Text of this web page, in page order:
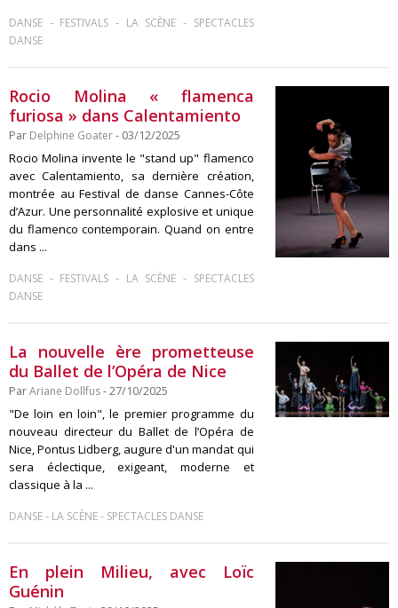
DANSE - FESTIVALS - LA SCÈNE - SPECTACLES
DANSE
Rocio Molina « flamenca
furiosa » dans Calentamiento
Par Delphine Goater- 03/12/2025
Rocio Molina invente le "stand up" flamenco
avec Calentamiento, sa dernière création,
montrée au Festival de danse Cannes-Côte
d’Azur. Une personnalité explosive et unique
du flamenco contemporain. Quand on entre
dans ...
DANSE - FESTIVALS - LA SCÈNE - SPECTACLES
DANSE
La nouvelle ère prometteuse
du Ballet de l’Opéra de Nice
ParAriane Dollfus- 27/10/2025
"De loin en loin", le premier programme du
nouveau directeur du Ballet de l’Opéra de
Nice, Pontus Lidberg, augure d'un mandat qui
sera éclectique, exigeant, moderne et
classique à la ...
DANSE- LA SCÈNE- SPECTACLES DANSE
En plein Milieu, avec Loïc
Guénin